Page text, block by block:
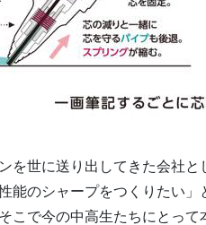
を世に送り出してきた会社
能のシャープをつくりたい
こで今の中高生たちにとっ